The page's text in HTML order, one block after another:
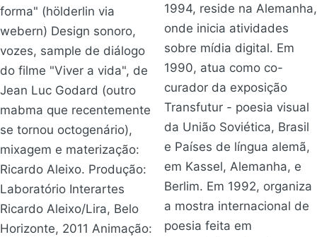
forma" (hölderlin via
webern) Design sonoro,
vozes, sample de diálogo
do filme "Viver a vida", de
Jean Luc Godard (outro
mabma que recentemente
se tornou octogenário),
mixagem e materização:
Ricardo Aleixo. Produção:
Laboratório Interartes
Ricardo Aleixo/Lira, Belo
Horizonte, 2011 Animação:
1994, reside na Alemanha,
onde inicia atividades
sobre mídia digital. Em
1990, atua como co-
curador da exposição
Transfutur - poesia visual
da União Soviética, Brasil
e Países de língua alemã,
em Kassel, Alemanha, e
Berlim. Em 1992, organiza
a mostra internacional de
poesia feita em